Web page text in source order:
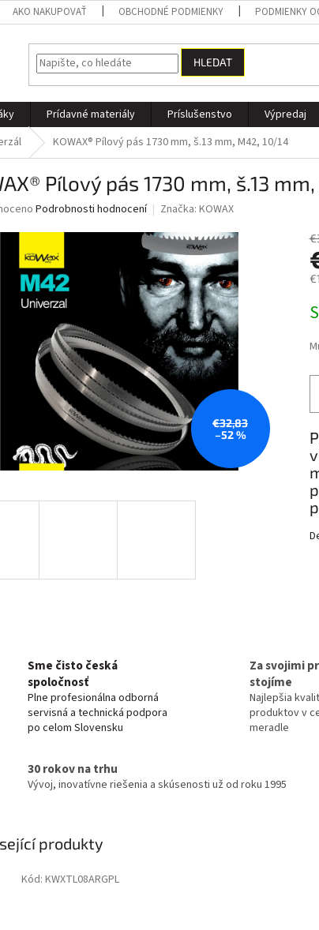
AKO NAKUPOVAŤ OBCHODNÉ PODMIENKY PODMIENKY
HLEDAT
Prídavné materiály Príslušenstvo Výpredaj
KOWAX® Pílový pás 1730 mm, š.13 mm, M42, 10/14
Pílový pás 1730 mm, š.13
Podrobnosti hodnocení Značka: KOWAX
€32,83
–52 %
Sme čisto česká
spoločnosť
Plne profesionálna odborná
servisná a technická podpora
po celom Slovensku
Za svojimi
stojíme
Najlepšia
produktov v
meradle
30 rokov na trhu
Vývoj, inovatívne riešenia a skúsenosti už od roku 1995
produkty
Kód: KWXTL08ARGPL